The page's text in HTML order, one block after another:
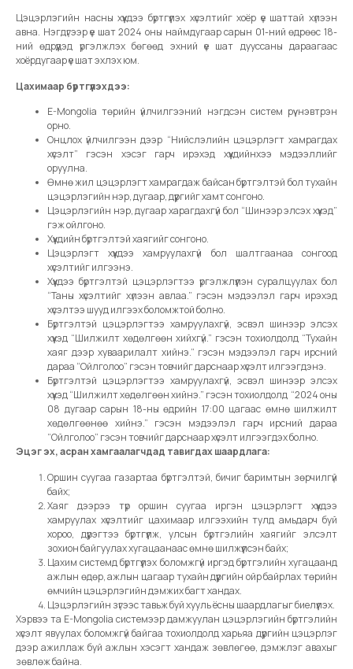
Цэцэрлэгийн насны хүүхдээ бүртгүүлэх хүсэлтийг хоёр үе шаттай хүлээн
авна. Нэгдүгээр үе шат 2024 оны наймдугаар сарын 01-ний өдрөөс 18-
ний өдрүүдэд үргэлжлэх бөгөөд эхний үе шат дууссаны дараагаас
хоёрдугаар үе шат эхлэх юм.
Цахимаар бүртгүүлэхдээ:
E-Mongolia төрийн үйлчилгээний нэгдсэн систем рүү нэвтрэн
орно.
Онцлох үйлчилгээн дээр “Нийслэлийн цэцэрлэгт хамрагдах
хүсэлт” гэсэн хэсэг гарч ирэхэд хүүхдийнхээ мэдээллийг
оруулна.
Өмнө жил цэцэрлэгт хамрагдаж байсан бүртгэлтэй бол тухайн
цэцэрлэгийн нэр, дугаар, дүүргийг хамт сонгоно.
Цэцэрлэгийн нэр, дугаар харагдахгүй бол “Шинээр элсэх хүүхэд”
гэж ойлгоно.
Хүүхдийн бүртгэлтэй хаягийг сонгоно.
Цэцэрлэгт хүүхдээ хамруулахгүй бол шалтгаанаа сонгоод
хүсэлтийг илгээнэ.
Хүүхдээ бүртгэлтэй цэцэрлэгтээ үргэлжлүүлэн суралцуулах бол
“Таны хүсэлтийг хүлээн авлаа.” гэсэн мэдээлэл гарч ирэхэд
хүсэлтээ шууд илгээх боломжтой болно.
Бүртгэлтэй цэцэрлэгтээ хамруулахгүй, эсвэл шинээр элсэх
хүүхэд “Шилжилт хөдөлгөөн хийхгүй.” гэсэн тохиолдолд “Тухайн
хаяг дээр хуваарилалт хийнэ.” гэсэн мэдээлэл гарч ирсний
дараа “Ойлголоо” гэсэн товчийг дарснаар хүсэлт илгээгдэнэ.
Бүртгэлтэй цэцэрлэгтээ хамруулахгүй, эсвэл шинээр элсэх
хүүхэд “Шилжилт хөдөлгөөн хийнэ.” гэсэн тохиолдолд “2024 оны
08 дугаар сарын 18-ны өдрийн 17:00 цагаас өмнө шилжилт
хөдөлгөөнөө хийнэ.” гэсэн мэдээлэл гарч ирсний дараа
“Ойлголоо” гэсэн товчийг дарснаар хүсэлт илгээгдэх болно.
Эцэг эх, асран хамгаалагчдад тавигдах шаардлага:
Оршин суугаа газартаа бүртгэлтэй, бичиг баримтын зөрчилгүй
байх;
Хаяг дээрээ түр оршин суугаа иргэн цэцэрлэгт хүүхдээ
хамруулах хүсэлтийг цахимаар илгээхийн тулд амьдарч буй
хороо, дүүрэгтээ бүртгүүлж, улсын бүртгэлийн хаягийг элсэлт
зохион байгуулах хугацаанаас өмнө шилжүүлсэн байх;
Цахим системд бүртгүүлэх боломжгүй иргэд бүртгэлийн хугацаанд
ажлын өдөр, ажлын цагаар тухайн дүүргийн ойр байрлах төрийн
өмчийн цэцэрлэгийн дэмжих багт хандах.
Цэцэрлэгийн зүгээс тавьж буй хууль ёсны шаардлагыг биелүүлэх.
Хэрвээ та E-Mongolia системээр дамжуулан цэцэрлэгийн бүртгэлийн
хүсэлт явуулах боломжгүй байгаа тохиолдолд харьяа дүүргийн цэцэрлэг
дээр ажиллаж буй ажлын хэсэгт хандаж зөвлөгөө, дэмжлэг авахыг
зөвлөж байна.